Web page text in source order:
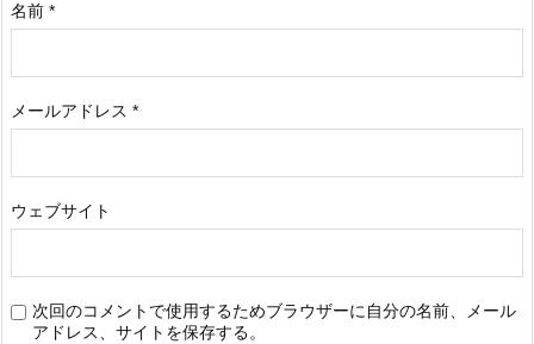
名前 *
メールアドレス *
ウェブサイト
次回のコメントで使用するためブラウザーに自分の名前、メール
アドレス、サイトを保存する。